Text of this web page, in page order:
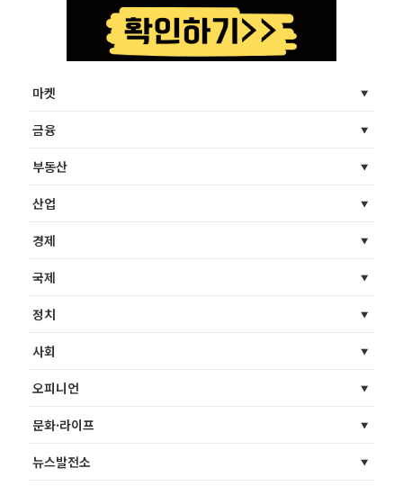
마켓
금융
부동산
산업
경제
국제
정치
사회
오피니언
문화·라이프
뉴스발전소